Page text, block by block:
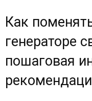
Как
генераторе
пошаговая